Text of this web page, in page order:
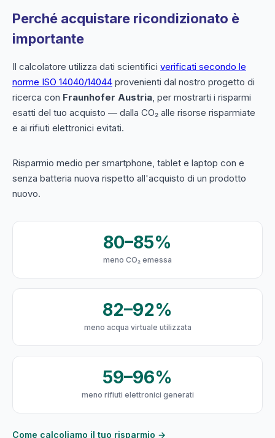
Perché acquistare ricondizionato è
importante
Il calcolatore utilizza dati scientifici verificati secondo le
norme ISO 14040/14044 provenienti dal nostro progetto di
ricerca con Fraunhofer Austria, per mostrarti i risparmi
esatti del tuo acquisto — dalla CO₂ alle risorse risparmiate
e ai rifiuti elettronici evitati.
Risparmio medio per smartphone, tablet e laptop con e
senza batteria nuova rispetto all'acquisto di un prodotto
nuovo.
80–85%
meno CO₂ emessa
82–92%
meno acqua virtuale utilizzata
59–96%
meno rifiuti elettronici generati
Come calcoliamo il tuo risparmio →